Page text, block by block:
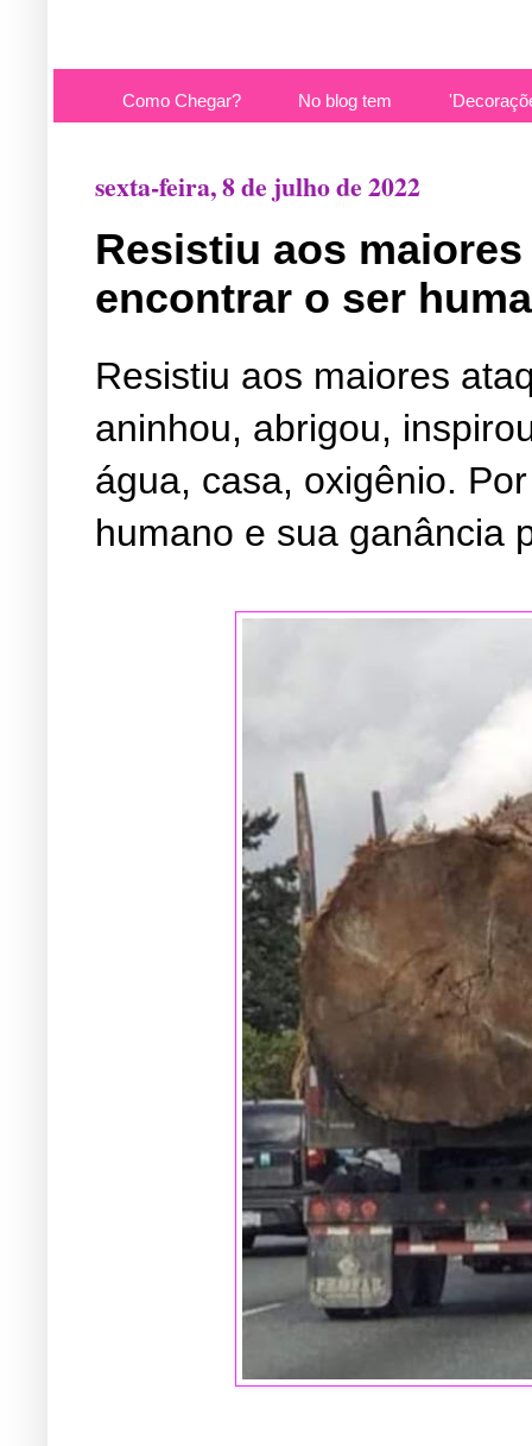
Como Chegar? No blog tem
sexta-feira, 8 de julho de 2022
Resistiu aos
encontrar o ser
Resistiu aos maiores
aninhou, abrigou,
água, casa, oxigênio.
humano e sua ganância